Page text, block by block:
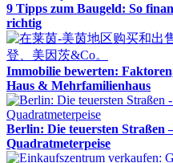
9 Tipps zum Baugeld: So
richtig
Immobilie bewerten:
Haus & Mehrfamilienhaus
Berlin: Die teuersten Straßen
Quadratmeterpeise